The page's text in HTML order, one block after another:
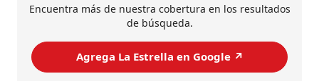
Encuentra más de nuestra cobertura en los resultados
de búsqueda.
Agrega La Estrella en Google ↗️